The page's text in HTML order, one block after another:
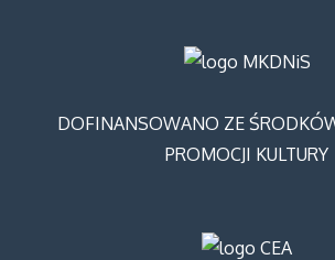
DOFINANSOWANO ZE
PROMOCJI KULTURY